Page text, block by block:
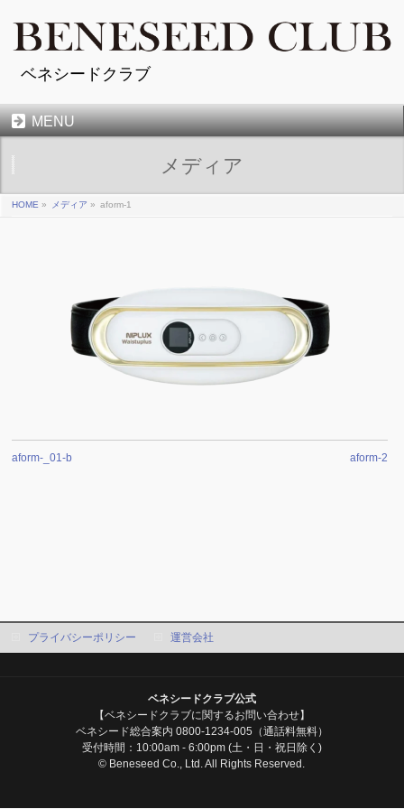
ベネシードクラブ
MENU
メディア
HOME » メディア » aform-1
aform-_01-b aform-2
プライバシーポリシー 運営会社
ベネシードクラブ公式
【ベネシードクラブに関するお問い合わせ】
ベネシード総合案内 0800-1234-005（通話料無料）
受付時間：10:00am - 6:00pm (土・日・祝日除く)
© Beneseed Co., Ltd. All Rights Reserved.